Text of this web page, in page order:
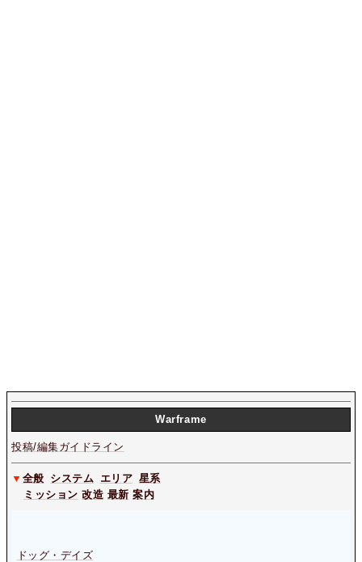
Warframe
投稿/編集ガイドライン
▼ 全般 システム エリア 星系
ミッション 改造 最新 案内
ドッグ・デイズ